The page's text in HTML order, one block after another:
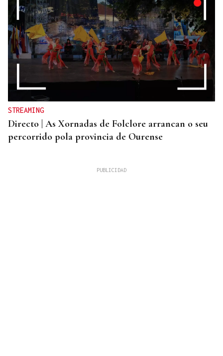
STREAMING
Directo | As Xornadas de Folclore arrancan o seu
percorrido pola provincia de Ourense